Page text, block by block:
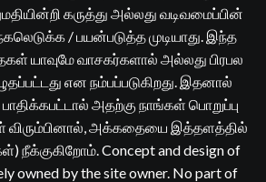
கருத்து அல்லது வடிவமைப்பின்
/ பயன்படுத்த முடியாது. இந்த
யாவுமே வாசகர்களால் அல்லது பிரபல
என நம்பப்படுகிறது. இதனால்
அதற்கு நாங்கள் பொறுப்பு
விரும்பினால், அக்கதையை இத்தளத்தில்
நீக்குகிறோம். Concept and design of
owned by the site owner. No part of